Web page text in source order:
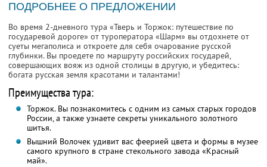
ПОДРОБНЕЕ О ПРЕДЛОЖЕНИИ
Во время 2-дневного тура «Тверь и Торжок: путешествие по
государевой дороге» от туроператора «Шарм» вы отдохнете от
суеты мегаполиса и откроете для себя очарование русской
глубинки. Вы проедете по маршруту российских государей,
совершающих вояж из одной столицы в другую, и убедитесь:
богата русская земля красотами и талантами!
Преимущества тура:
Торжок. Вы познакомитесь с одним из самых старых городов
России, а также узнаете секреты уникального золотного
шитья.
Вышний Волочек удивит вас феерией цвета и формы в музее
самого крупного в стране стекольного завода «Красный
май».